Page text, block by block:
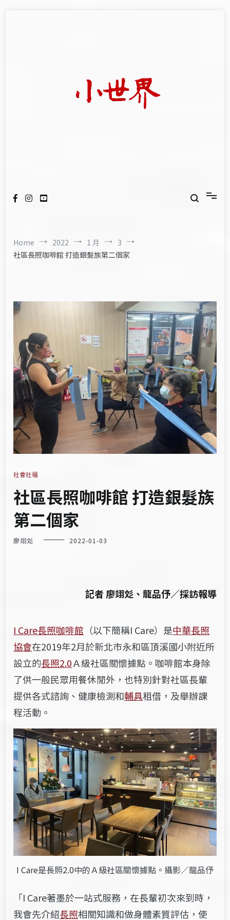
Home 2022 1 月
3
社區長照咖啡館 打造銀髮族第二個家
社會社福
社區長照咖啡館 打造銀髮族
第二個家
廖翊彣 2022-01-03
記者 廖翊彣、龍品伃／採訪報導
I Care長照咖啡館 （以下簡稱I Care）是中華長照
協會在2019年2月於新北市永和區頂溪國小附近所
設立的長照2.0Ａ級社區關懷據點。咖啡館本身除
了供一般民眾用餐休閒外，也特別針對社區長輩
提供各式諮詢、健康檢測和輔具租借，及舉辦課
程活動。
I Care是長照2.0中的Ａ級社區關懷據點。攝影／龍品伃
「I Care著墨於一站式服務，在長輩初次來到時，
我會先介紹長照相關知識和做身體素質評估，使